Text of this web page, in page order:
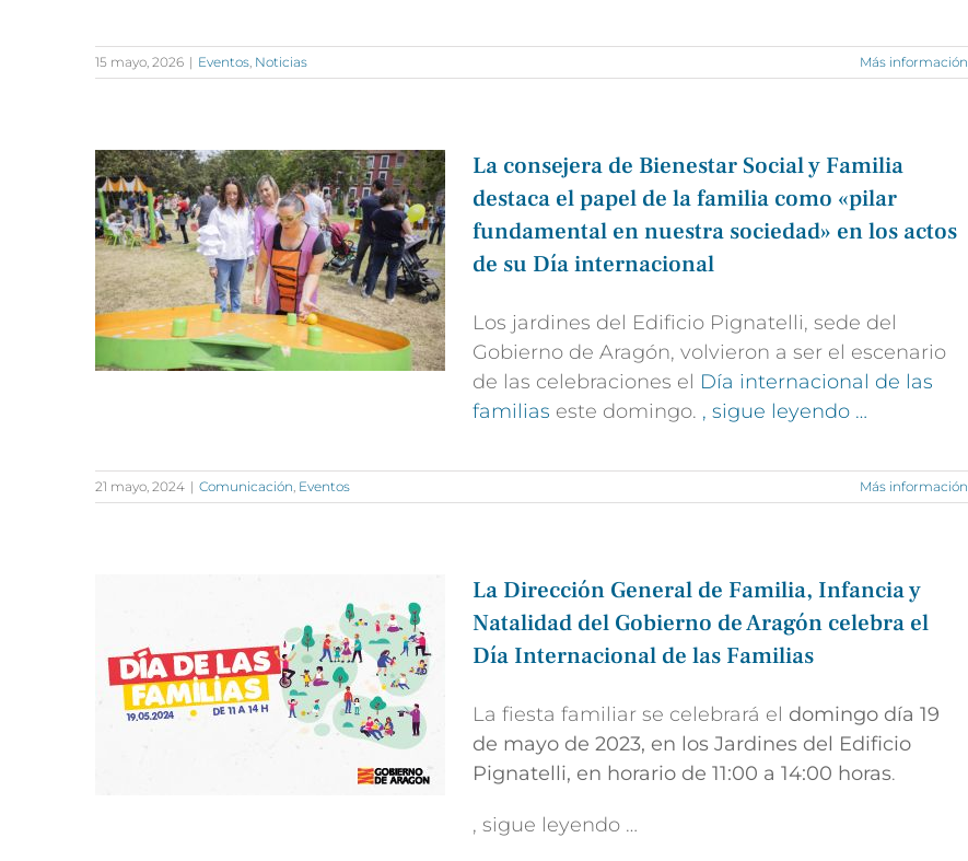
15 mayo, 2026 | Eventos, Noticias Más información
La consejera de Bienestar Social y Familia
destaca el papel de la familia como «pilar
fundamental en nuestra sociedad» en los actos
de su Día internacional
Los jardines del Edificio Pignatelli, sede del
Gobierno de Aragón, volvieron a ser el escenario
de las celebraciones el Día internacional de las
familias este domingo. , sigue leyendo …
21 mayo, 2024 | Comunicación, Eventos Más información
La Dirección General de Familia, Infancia y
Natalidad del Gobierno de Aragón celebra el
Día Internacional de las Familias
La fiesta familiar se celebrará el domingo día 19
de mayo de 2023, en los Jardines del Edificio
Pignatelli, en horario de 11:00 a 14:00 horas.
, sigue leyendo …